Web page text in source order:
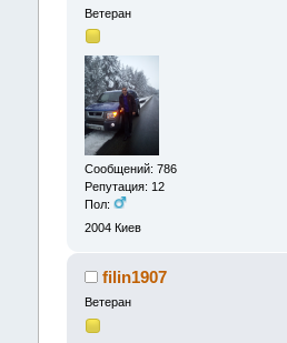
Ветеран
Сообщений: 786
Репутация: 12
Пол:
2004 Киев
filin1907
Ветеран